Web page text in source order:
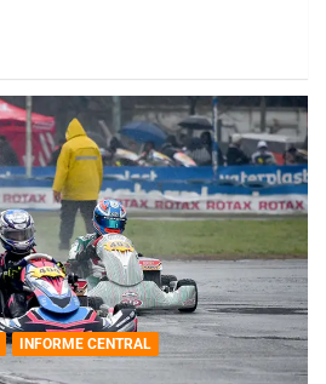
INFORME CENTRAL